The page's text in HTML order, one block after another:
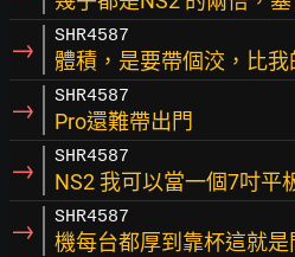
→ SHR4587
體積，是要帶個洨，比我
→ SHR4587
Pro還難帶出門
→ SHR4587
NS2 我可以當一個7吋平
→ SHR4587
機每台都厚到靠杯這就是